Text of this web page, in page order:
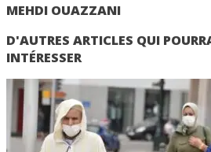
MEHDI OUAZZANI
D'AUTRES ARTICLES QUI
INTÉRESSER